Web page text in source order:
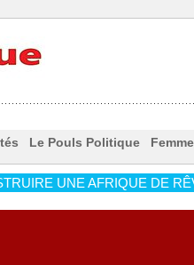
Le Pouls Politique
UNE AFRIQUE DE